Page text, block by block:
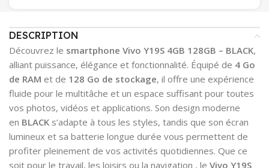
DESCRIPTION
Découvrez le smartphone Vivo Y19S 4GB 128GB – BLACK,
alliant puissance, élégance et fonctionnalité. Équipé de 4 Go
de RAM et de 128 Go de stockage, il offre une expérience
fluide pour le multitâche et un espace suffisant pour toutes
vos photos, vidéos et applications. Son design moderne
en BLACK s’adapte à tous les styles, tandis que son écran
lumineux et sa batterie longue durée vous permettent de
profiter pleinement de vos activités quotidiennes. Que ce
soit pour le travail, les loisirs ou la navigation , le Vivo Y19S